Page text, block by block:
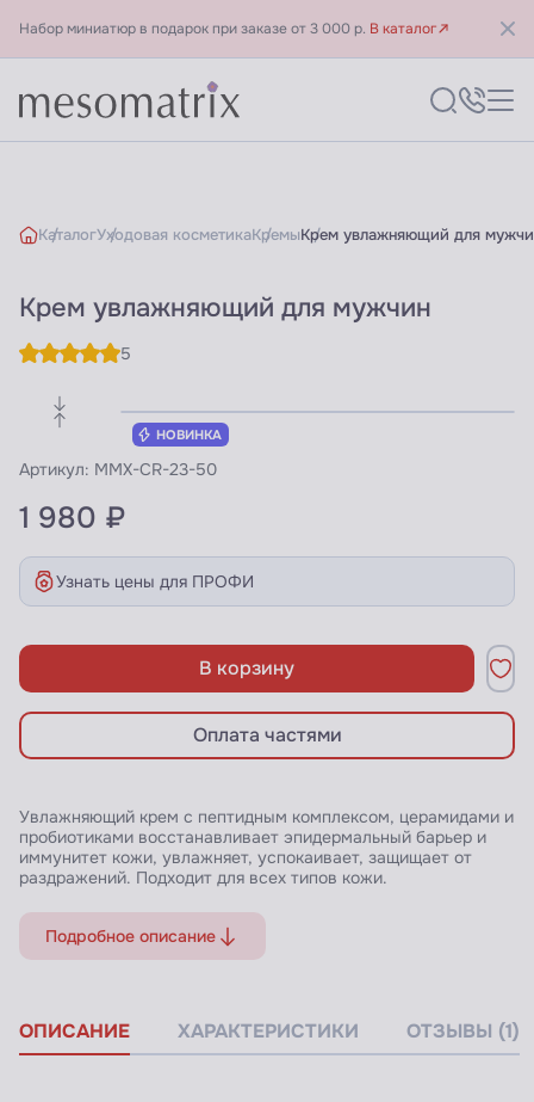
Набор миниатюр в подарок при заказе от 3 000 р. В каталог
КаталогУходовая косметикаКремыКрем увлажняющий для
Крем увлажняющий для мужчин
5
НОВИНКА
Артикул: MMX-CR-23-50
1 980 ₽
Узнать цены для ПРОФИ
В корзину
Оплата частями
Увлажняющий крем с пептидным комплексом, церамидами и
пробиотиками восстанавливает эпидермальный барьер и
иммунитет кожи, увлажняет, успокаивает, защищает от
раздражений. Подходит для всех типов кожи.
Подробное описание
ОПИСАНИЕ ХАРАКТЕРИСТИКИ ОТЗЫВЫ (1)